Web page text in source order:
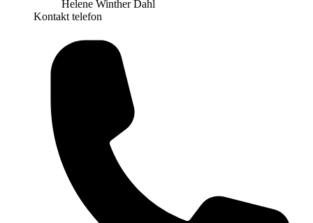
Helene Winther Dahl
Kontakt telefon